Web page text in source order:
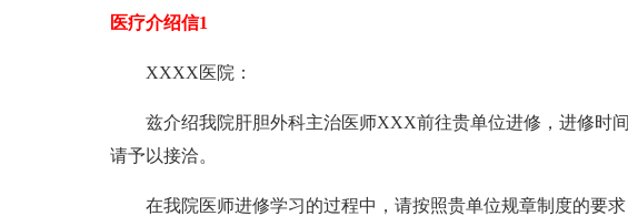
医疗介绍信1
XXXX医院：
兹介绍我院肝胆外科主治医师XXX前往贵单位进修，进修时
请予以接洽。
在我院医师进修学习的过程中，请按照贵单位规章制度的要